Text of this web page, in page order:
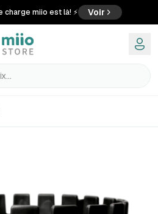
charge miio est là! ⚡ Voir